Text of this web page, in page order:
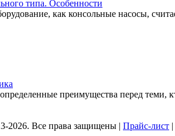
типа. Особенности
как консольные насосы,
преимущества перед теми,
Все права защищены | Прайс-лист |